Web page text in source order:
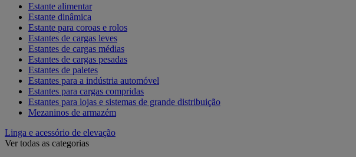
Estante alimentar
Estante dinâmica
Estante para coroas e rolos
Estantes de cargas leves
Estantes de cargas médias
Estantes de cargas pesadas
Estantes de paletes
Estantes para a indústria automóvel
Estantes para cargas compridas
Estantes para lojas e sistemas de grande distribuição
Mezaninos de armazém
Linga e acessório de elevação
Ver todas as categorias